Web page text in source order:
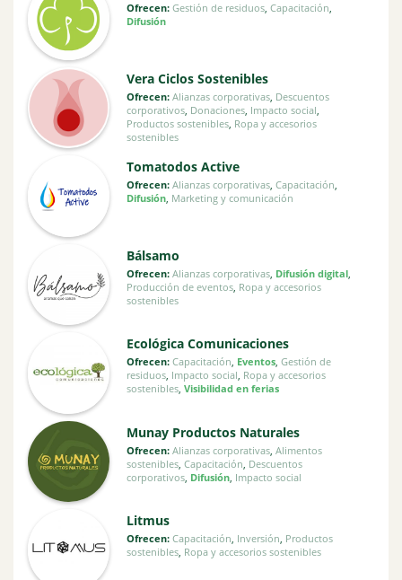
Ofrecen: Gestión de residuos, Capacitación,
Difusión
Vera Ciclos Sostenibles
Ofrecen: Alianzas corporativas, Descuentos
corporativos, Donaciones, Impacto social
Productos sostenibles, Ropa y accesorios
sostenibles
Tomatodos Active
Ofrecen: Alianzas corporativas, Capacitación,
Difusión, Marketing y comunicación
Bálsamo
Ofrecen: Alianzas corporativas, Difusión digital,
Producción de eventos, Ropa y accesorios
sostenibles
Ecológica Comunicaciones
Ofrecen: Capacitación, Eventos, Gestión de
residuos, Impacto social, Ropa y accesorios
sostenibles, Visibilidad en ferias
Munay Productos Naturales
Ofrecen: Alianzas corporativas, Alimentos
sostenibles, Capacitación Descuentos
corporativos, Difusión, Impacto social
Litmus
Ofrecen: Capacitación, Inversión, Productos
sostenibles, Ropa y accesorios sostenibles